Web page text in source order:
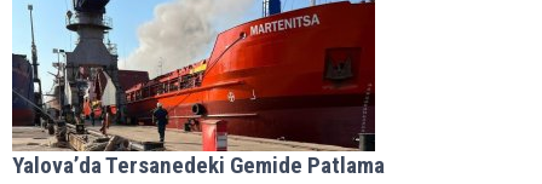
Yalova’da Tersanedeki Gemide Patlama